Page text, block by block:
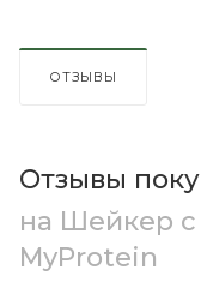
ОТЗЫВЫ
Отзывы
на Шейкер
MyProtein